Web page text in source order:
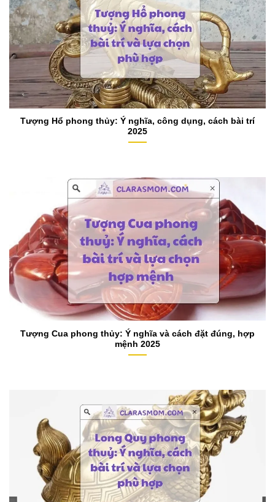
Tượng Hổ phong thủy: Ý nghĩa, công dụng, cách bài trí
2025
Tượng Cua phong thủy: Ý nghĩa và cách đặt đúng, hợp
mệnh 2025